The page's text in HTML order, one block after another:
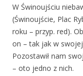
W Świnoujściu
(Świnoujście, Plac
roku – przyp. red).
on – tak jak w
Pozostawił nam
– oto jedno z nich.